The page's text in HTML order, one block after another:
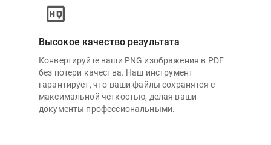
Высокое качество результата
Конвертируйте ваши PNG изображения в PDF
без потери качества. Наш инструмент
гарантирует, что ваши файлы сохранятся с
максимальной четкостью, делая ваши
документы профессиональными.